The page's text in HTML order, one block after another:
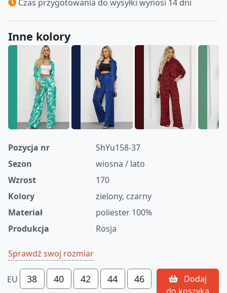
Czas przygotowania do wysyłki wynosi 14 dni
Inne kolory
Pozycja nr
ShYu158-37
Sezon
wiosna / lato
Wzrost
170
Kolory
zielony, czarny
Materiał
poliester 100%
Produkcja
Rosja
Sprawdź swoj rozmiar
EU 38 40 42 44 46